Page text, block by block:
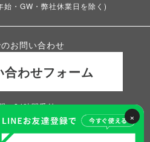
×
始・GW・弊社休業日を除く)
お問い合わせ
合わせフォーム
：24時間受付
3営業日以内にご返信いたします。